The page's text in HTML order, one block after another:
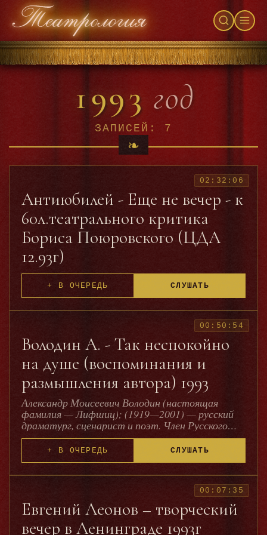
1993 год
ЗАПИСЕЙ: 7
Антиюбилей - Еще не вечер - к
60л.театрального критика
Бориса Поюровского (ЦДА
12.93г)
02:32:06
+ В ОЧЕРЕДЬ СЛУШАТЬ
Володин А. - Так неспокойно
на душе (воспоминания и
размышления автора) 1993
Александр Моисеевич Володин (настоящая
фамилия — Лифшиц); (1919—2001) — русский
драматург, сценарист и поэт. Член Русского
ПЕН-центра, творческого совета журнала
«Драматург», редакционно-издательского
совета альманаха «Петрополь». Член ВКП(б) с
известный под литературным псевдонимом
Александр Володин, родился 10 февраля 1919
года в Минске (по другим данным, в Москве). До
Великой Отечественной войны преподавал
русский язык в деревне Вешки Московской
00:50:54
+ В ОЧЕРЕДЬ СЛУШАТЬ
Евгений Леонов – творческий
вечер в Ленинграде 1993г
00:07:35